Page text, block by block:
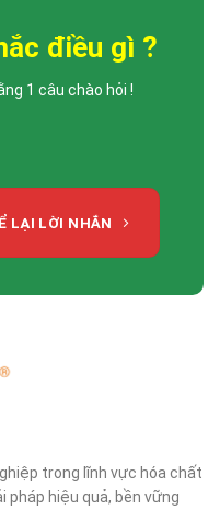
điều gì ?
1 câu chào hỏi !
LẠI LỜI NHẮN
trong lĩnh vực hóa chất
pháp hiệu quả, bền vững